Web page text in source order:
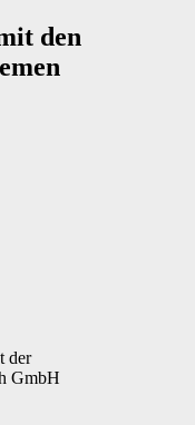
den
der
GmbH